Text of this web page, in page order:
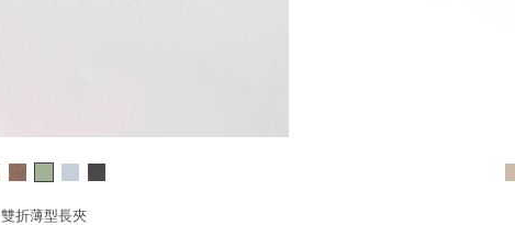
雙折薄型長夾